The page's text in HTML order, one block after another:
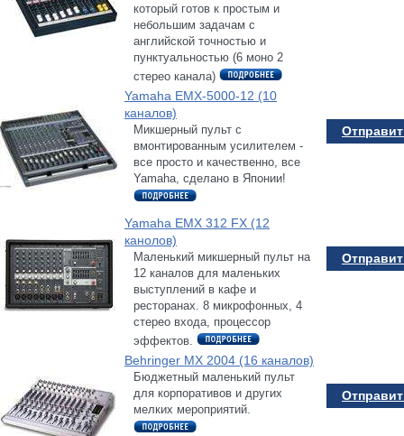
который готов к простым и
небольшим задачам с
английской точностью и
пунктуальностью (6 моно 2
стерео канала)
Yamaha EMX-5000-12 (10
каналов)
Микшерный пульт с
вмонтированным усилителем -
все просто и качественно, все
Yamaha, сделано в Японии!
Yamaha EMX 312 FX (12
канолов)
Маленький микшерный пульт на
12 каналов для маленьких
выступлений в кафе и
ресторанах. 8 микрофонных, 4
стерео входа, процессор
эффектов.
Behringer MX 2004 (16 каналов)
Бюджетный маленький пульт
для корпоративов и других
мелких мероприятий.